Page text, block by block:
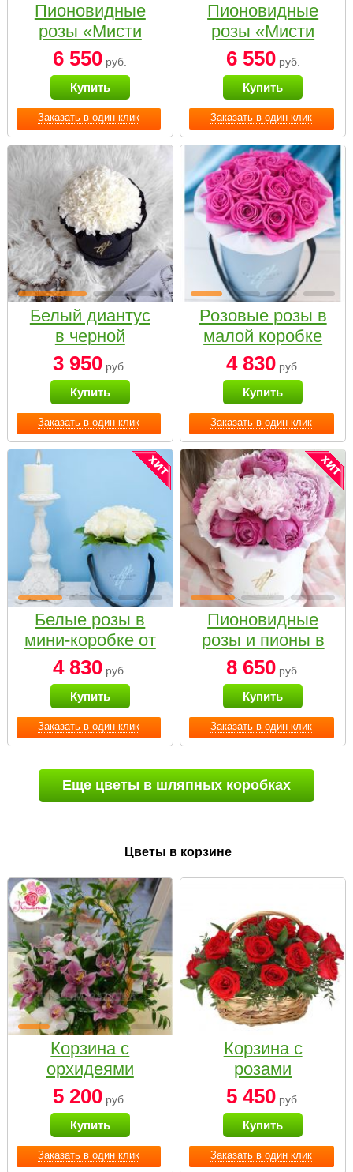
Заказать в один клик
Пионовидные
розы «Мисти
бабблс» в белой
коробке Small
6 550 руб.
Купить
Заказать в один клик
Пионовидные
розы «Мисти
бабблс» в
черной коробке
Small
6 550руб.
Купить
Заказать в один клик
Белый диантус
в черной
коробке Small
3 950 руб.
Купить
Заказать в один клик
Розовые розы в
малой коробке
4 830руб.
Купить
Заказать в один клик
Белые розы в
мини-коробке от
Bella Fiori
4 830 руб.
Купить
Заказать в один клик
Пионовидные
розы и пионы в
белой коробке
Small
8 650руб.
Купить
Еще цветы в шляпных коробках
Цветы в корзине
Заказать в один клик
Корзина с
орхидеями
малая
5 200 руб.
Купить
Заказать в один клик
Корзина с
розами
«Красный
Париж»
5 450руб.
Купить